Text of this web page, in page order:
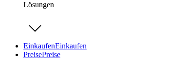
Lösungen
EinkaufenEinkaufen
PreisePreise